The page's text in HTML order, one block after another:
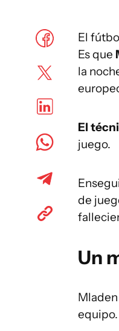
El
Es que
la
El
juego.
de
Un
equipo.